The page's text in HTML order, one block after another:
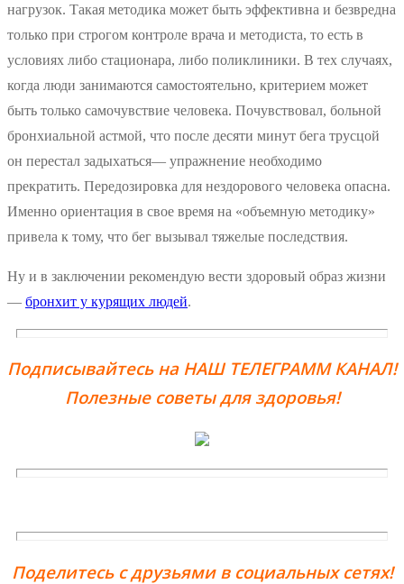
нагрузок. Такая методика может быть эффективна и безвредна
только при строгом контроле врача и методиста, то есть в
условиях либо стационара, либо поликлиники. В тех случаях,
когда люди занимаются самостоятельно, критерием может
быть только самочувствие человека. Почувствовал, больной
бронхиальной астмой, что после десяти минут бега трусцой
он перестал задыхаться— упражнение необходимо
прекратить. Передозировка для нездорового человека опасна.
Именно ориентация в свое время на «объемную методику»
привела к тому, что бег вызывал тяжелые последствия.
Ну и в заключении рекомендую вести здоровый образ жизни
— бронхит у курящих людей.
Подписывайтесь на НАШ ТЕЛЕГРАММ КАНАЛ!
Полезные советы для здоровья!
Поделитесь с друзьями в социальных сетях!